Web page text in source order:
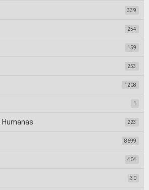
339
254
159
253
1208
1
Humanas 223
8699
404
30